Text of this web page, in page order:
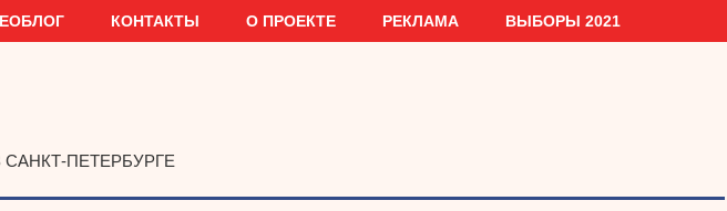
КОНТАКТЫ О ПРОЕКТЕ РЕКЛАМА ВЫБОРЫ 2021
ПЕТЕРБУРГЕ